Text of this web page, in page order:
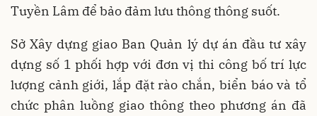
Tuyền Lâm để bảo đảm lưu thông thông suốt.
Sở Xây dựng giao Ban Quản lý dự án đầu tư xây
dựng số 1 phối hợp với đơn vị thi công bố trí lực
lượng cảnh giới, lắp đặt rào chắn, biển báo và tổ
chức phân luồng giao thông theo phương án đã